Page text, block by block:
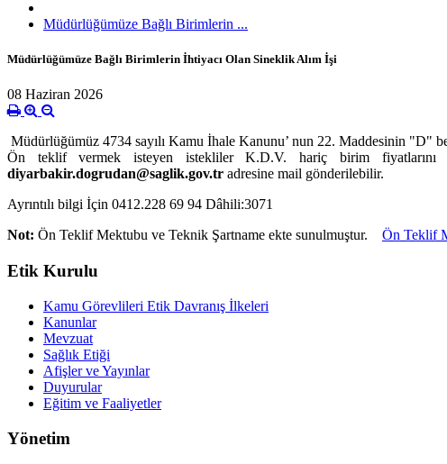
Müdürlüğümüze Bağlı Birimlerin ...
Müdürlüğümüze Bağlı Birimlerin İhtiyacı Olan Sineklik Alım İşi
08 Haziran 2026
Müdürlüğümüz 4734 sayılı Kamu İhale Kanunu’ nun 22. Maddesinin "D"
Ön teklif vermek isteyen istekliler K.D.V. hariç birim
diyarbakir.dogrudan@saglik.gov.tr adresine mail gönderilebilir.
Ayrıntılı bilgi İçin 0412.228 69 94 Dâhili:3071
Not: Ön Teklif Mektubu ve Teknik Şartname ekte sunulmuştur. Ön Teklif
Etik Kurulu
Kamu Görevlileri Etik Davranış İlkeleri
Kanunlar
Mevzuat
Sağlık Etiği
Afişler ve Yayınlar
Duyurular
Eğitim ve Faaliyetler
Yönetim